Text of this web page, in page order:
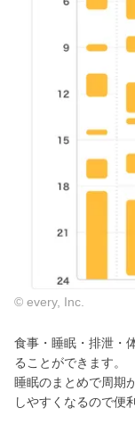
© every, Inc.
食事・睡眠・排泄・
ることができます。
睡眠のまとめで周期
しやすくなるので便